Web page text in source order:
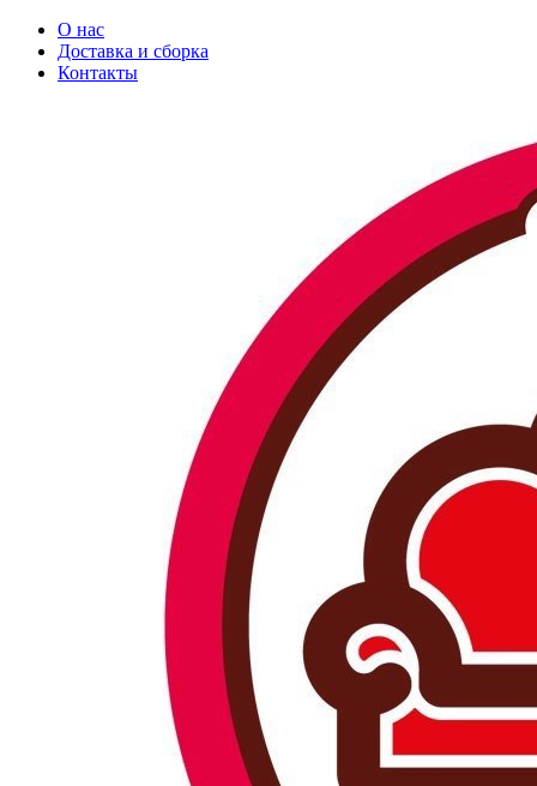
О нас
Доставка и сборка
Контакты